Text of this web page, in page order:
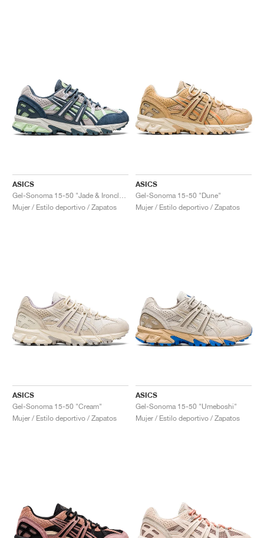
ASICS
Mujer / Estilo deportivo / Zapatos
ASICS
Gel-Sonoma 15-50 "Dune"
Mujer / Estilo deportivo / Zapatos
ASICS
Gel-Sonoma 15-50 "Cream"
Mujer / Estilo deportivo / Zapatos
ASICS
Gel-Sonoma 15-50 "Umeboshi"
Mujer / Estilo deportivo / Zapatos